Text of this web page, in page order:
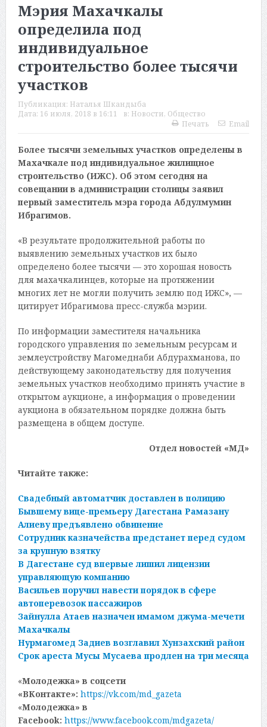
Мэрия Махачкалы
определила под
индивидуальное
строительство более тысячи
участков
Публикация: Наталья Шкандыба
Дата: 16 июля, 2018 в 16:11 в: Новости, Общество
Печать
Email
Более тысячи земельных участков определены в
Махачкале под индивидуальное жилищное
строительство (ИЖС). Об этом сегодня на
совещании в администрации столицы заявил
первый заместитель мэра города Абдулмумин
Ибрагимов.
«В результате продолжительной работы по
выявлению земельных участков их было
определено более тысячи — это хорошая новость
для махачкалинцев, которые на протяжении
многих лет не могли получить землю под ИЖС», —
цитирует Ибрагимова пресс-служба мэрии.
По информации заместителя начальника
городского управления по земельным ресурсам и
землеустройству Магомеднаби Абдурахманова, по
действующему законодательству для получения
земельных участков необходимо принять участие в
открытом аукционе, а информация о проведении
аукциона в обязательном порядке должна быть
размещена в общем доступе.
Отдел новостей «МД»
Читайте также:
Свадебный автоматчик доставлен в полицию
Бывшему вице-премьеру Дагестана Рамазану
Алиеву предъявлено обвинение
Сотрудник казначейства предстанет перед судом
за крупную взятку
В Дагестане суд впервые лишил лицензии
управляющую компанию
Васильев поручил навести порядок в сфере
автоперевозок пассажиров
Зайнулла Атаев назначен имамом джума-мечети
Махачкалы
Нурмагомед Задиев возглавил Хунзахский район
Срок ареста Мусы Мусаева продлен на три месяца
«Молодежка» в соцсети
«ВКонтакте»: https://vk.com/md_gazeta
«Молодежка» в
Facebook: https://www.facebook.com/mdgazeta/